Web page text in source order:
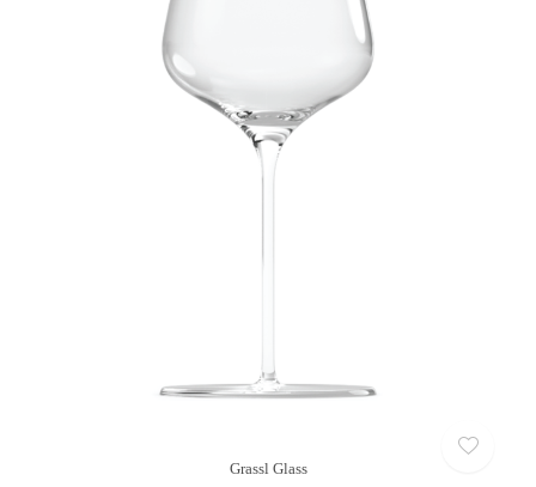
Grassl Glass